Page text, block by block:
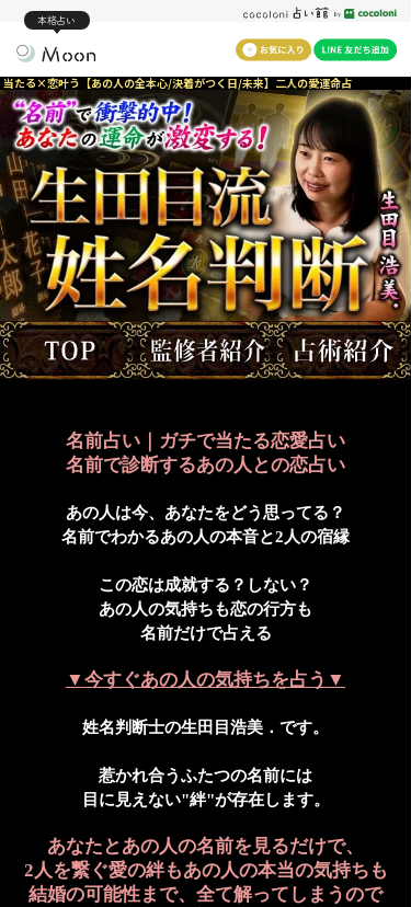
本格占い
当たる×恋叶う【あの人の全本心/決着がつく日/未来】二人の愛運命占
名前占い｜ガチで当たる恋愛占い
名前で診断するあの人との恋占い
あの人は今、あなたをどう思ってる？
名前でわかるあの人の本音と2人の宿縁
この恋は成就する？しない？
あの人の気持ちも恋の行方も
名前だけで占える
▼今すぐあの人の気持ちを占う▼
姓名判断士の生田目浩美．です。
惹かれ合うふたつの名前には
目に見えない"絆"が存在します。
あなたとあの人の名前を見るだけで、
2人を繋ぐ愛の絆もあの人の本当の気持ちも
結婚の可能性まで、全て解ってしまうので